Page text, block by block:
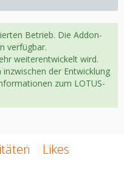
Betrieb. Die Addon-
verfügbar.
weiterentwickelt wird.
der Entwicklung
zum LOTUS-
Likes